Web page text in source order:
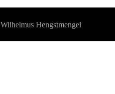
Wilhelmus Hengstmengel